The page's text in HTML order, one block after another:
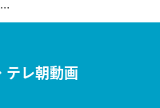
中山秀征、俳優の長男が芸能界入りしたきっかけを明かす 「自分ではない」とテンション低めに
テレ朝動画